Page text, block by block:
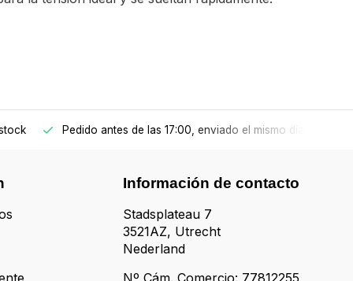
Pedido antes de las 17:00, enviado el mismo día
Información de contacto
Stadsplateau 7
3521AZ, Utrecht
Nederland
Nº Cám. Comercio: 77812255